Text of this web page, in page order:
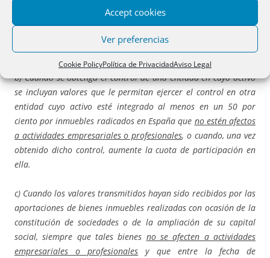
Accept cookies
Ver preferencias
Cookie PolicyPolítica de PrivacidadAviso Legal
radicados en España que
empresariales o profesionales, o cuando, una vez obtenido
dicho control, aumente la cuota de participación en ella.
b) Cuando se obtenga el control de una entidad en cuyo activo
se incluyan valores que le permitan ejercer el control en otra
entidad cuyo activo esté integrado al menos en un 50 por
ciento por inmuebles radicados en España que no estén afectos
a actividades empresariales o profesionales, o cuando, una vez
obtenido dicho control, aumente la cuota de participación en
ella.
c) Cuando los valores transmitidos hayan sido recibidos por las
aportaciones de bienes inmuebles realizadas con ocasión de la
constitución de sociedades o de la ampliación de su capital
social, siempre que tales bienes no se afecten a actividades
empresariales o profesionales y que entre la fecha de